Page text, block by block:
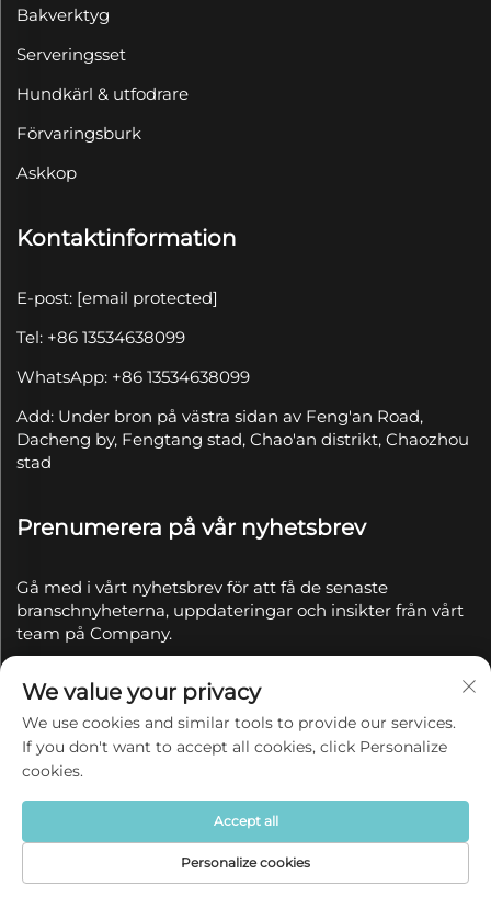
Bakverktyg
Serveringsset
Hundkärl & utfodrare
Förvaringsburk
Askkop
Kontaktinformation
E-post: [email protected]
Tel: +86 13534638099
WhatsApp: +86 13534638099
Add: Under bron på västra sidan av Feng'an Road,
Dacheng by, Fengtang stad, Chao'an distrikt, Chaozhou
stad
Prenumerera på vår nyhetsbrev
Gå med i vårt nyhetsbrev för att få de senaste
branschnyheterna, uppdateringar och insikter från vårt
team på Company.
Copyright © 2025 av Chaozhou Qianyue Ceramics Co.,
Ltd.
Integritetspolicy
Hemsida Produkt Om oss KONTAKTA
We value your privacy
We use cookies and similar tools to provide our services.
If you don't want to accept all cookies, click Personalize
cookies.
Personalize cookies
Accept all